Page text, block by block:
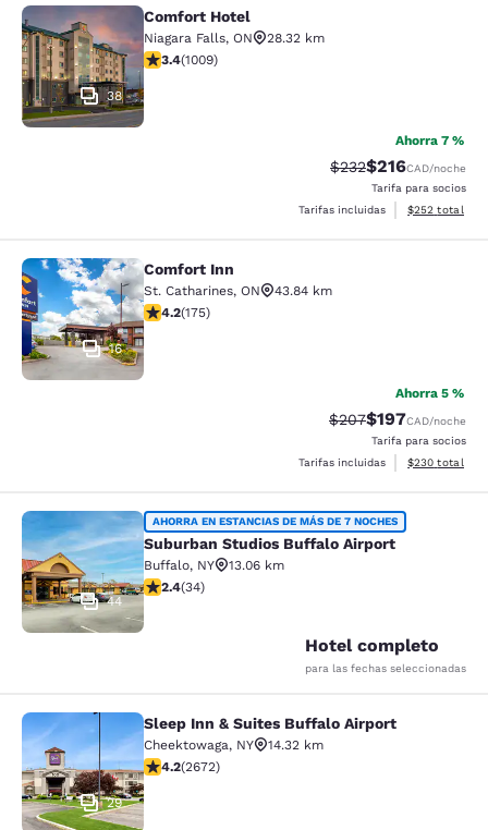
Comfort Hotel
38
Comfort Hotel
Niagara Falls, ON
28.32 km
calificación de 3.4 estrellas. Bueno. 1009 reseñas
3.4(1009)
Ahorra 7 %
Precio tachado:
$232Precio con
$216CAD/noche
Tarifa para socios
Tarifas incluidas
Ver detalles
$252 total
Comfort Inn
16
Comfort Inn
St. Catharines, ON
43.84 km
calificación de 4.22 estrellas. Excelente. 175 reseñas
4.2(175)
Ahorra 5 %
Precio tachado:
$207Precio con
$197CAD/noche
Tarifa para socios
Tarifas incluidas
Ver detalles
$230 total
Suburban Studios Buffalo Airport
44
AHORRA EN ESTANCIAS DE MÁS DE 7 NOCHES
Suburban Studios Buffalo Airport
Buffalo, NY
13.06 km
calificación de 2.35 estrellas. Feria. 34 reseñas
2.4(34)
Hotel completo
para las fechas seleccionadas
Sleep Inn & Suites Buffalo Airport
29
Sleep Inn & Suites Buffalo Airport
Cheektowaga, NY
14.32 km
calificación de 4.19 estrellas. Muy bueno. 2672
4.2(2672)